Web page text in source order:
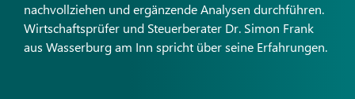
nachvollziehen und ergänzende Analysen durchführen.
Wirtschaftsprüfer und Steuerberater Dr. Simon Frank
aus Wasserburg am Inn spricht über seine Erfahrungen.